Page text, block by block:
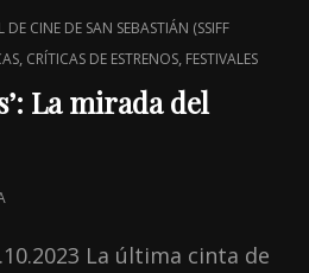
CINE DE SAN SEBASTIÁN (SSIFF
, CRÍTICAS DE ESTRENOS, FESTIVALES
La mirada del
La última cinta de